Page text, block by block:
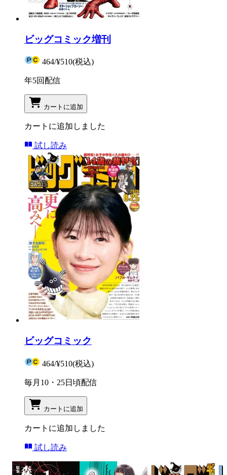
ビッグコミック増刊
464/¥510(税込)
年5回配信
カートに追加
カートに追加しました
試し読み
ビッグコミック
464/¥510(税込)
毎月10・25日頃配信
カートに追加
カートに追加しました
試し読み